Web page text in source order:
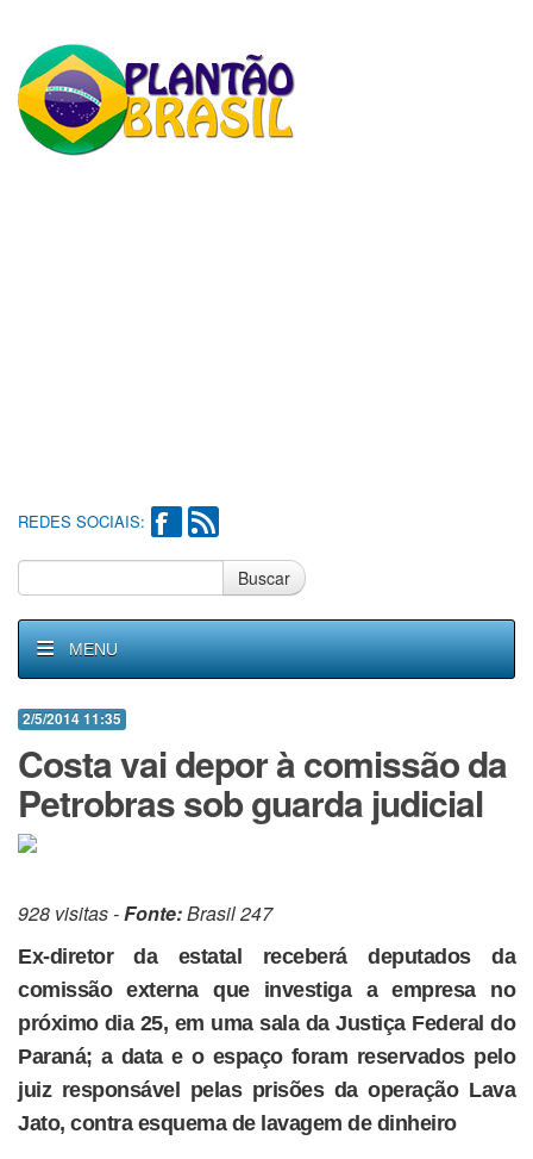
REDES SOCIAIS:
Buscar
MENU
2/5/2014 11:35
Costa vai depor à comissão da
Petrobras sob guarda judicial
928 visitas -Fonte:Brasil 247
Ex-diretor da estatal receberá deputados da
comissão externa que investiga a empresa no
próximo dia 25, em uma sala da Justiça Federal do
Paraná; a data e o espaço foram reservados pelo
juiz responsável pelas prisões da operação Lava
Jato, contra esquema de lavagem de dinheiro